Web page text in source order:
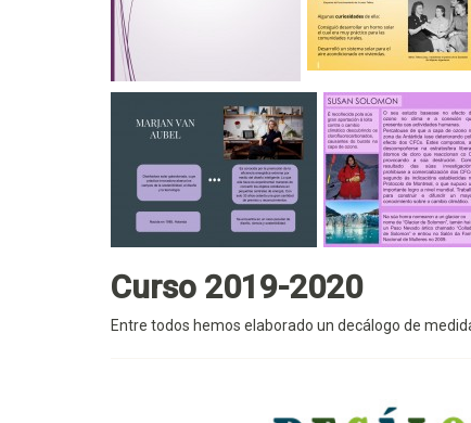
Curso 2019-2020
Entre todos hemos elaborado un decálogo de